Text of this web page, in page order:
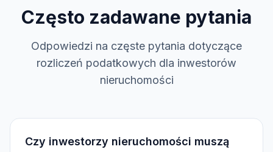
Często zadawane pytania
Odpowiedzi na częste pytania dotyczące
rozliczeń podatkowych dla inwestorów
nieruchomości
Czy inwestorzy nieruchomości muszą